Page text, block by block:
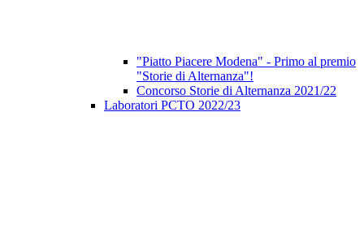
"Piatto Piacere Modena" - Primo al premio
"Storie di Alternanza"!
Concorso Storie di Alternanza 2021/22
Laboratori PCTO 2022/23